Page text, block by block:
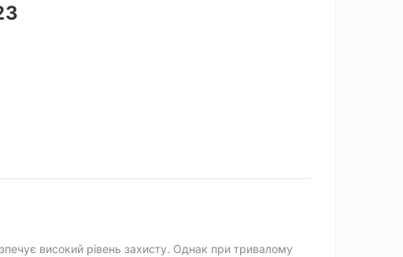
високий рівень захисту. Однак при тривалому